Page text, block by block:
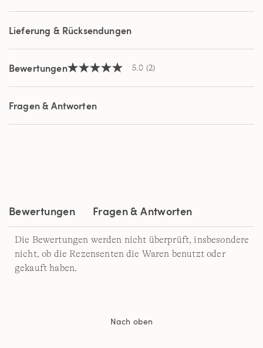
Lieferung & Rücksendungen
Bewertungen5.0
5
Sternen,
Durchschnittswert
Bewertung.
5.0 (2)
Fragen & Antworten
Bewertungen Fragen & Antworten
Die Bewertungen werden nicht überprüft, insbesondere
nicht, ob die Rezensenten die Waren benutzt oder
gekauft haben.
Nach oben